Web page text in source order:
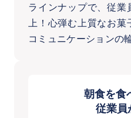
ラインナップで、従業
上！心弾む上質なお菓
コミュニケーションの
朝食を食
従業